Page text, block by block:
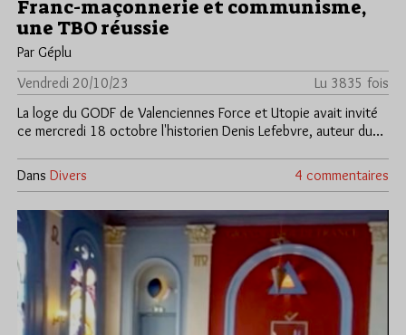
Franc-maçonnerie et communisme,
une TBO réussie
Par Géplu
Vendredi 20/10/23
Lu 3835 fois
La loge du GODF de Valenciennes Force et Utopie avait invité
ce mercredi 18 octobre l'historien Denis Lefebvre, auteur du…
Dans Divers 4 commentaires